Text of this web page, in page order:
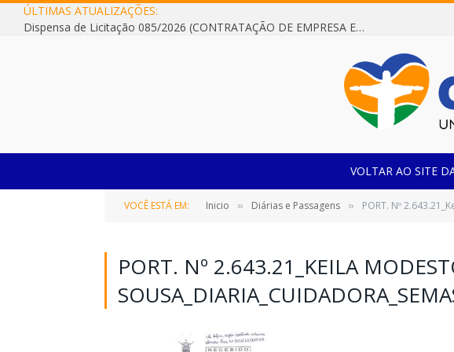
ÚLTIMAS ATUALIZAÇÕES:
Dispensa de Licitação 085/2026 (CONTRATAÇÃO DE EMPRESA ESPECIALIZADA NA FABRICAÇÃO DE MÓVEIS SOB MEDIDA COM ESTRUTURA METÁLICA EM METALON PARA ATENDIMENTO DAS NECESSIDADES DA SALA SIMOV DA EMEF MADRE MARIA VIGANÓ)
VOLTAR AO SITE
VOCÊ ESTÁ EM: Inicio » Diárias e Passagens » PORT. Nº
PORT. Nº 2.643.21_KEILA